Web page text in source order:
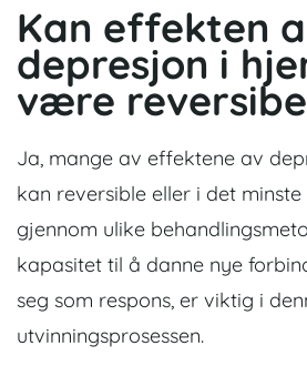
Kan effekten
depresjon i
være
Ja, mange av effektene av
kan reversible eller i det
gjennom ulike
kapasitet til å danne nye
seg som respons, er viktig i
utvinningsprosessen.